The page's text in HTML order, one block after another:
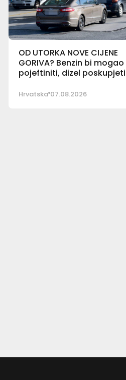
OD UTORKA NOVE CIJENE
GORIVA? Benzin bi mogao
pojeftiniti, dizel poskupjeti
Hrvatska 07.08.2026